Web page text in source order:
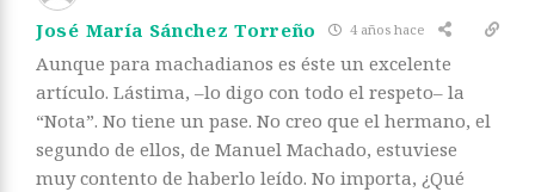
José María Sánchez Torreño 4 años hace
Aunque para machadianos es éste un excelente
artículo. Lástima, –lo digo con todo el respeto– la
“Nota”. No tiene un pase. No creo que el hermano, el
segundo de ellos, de Manuel Machado, estuviese
muy contento de haberlo leído. No importa, ¿Qué